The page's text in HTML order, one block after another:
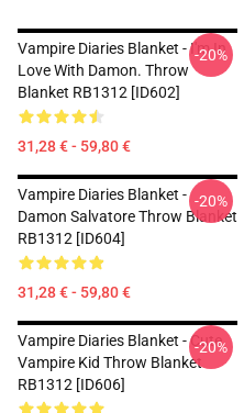
Vampire Diaries Blanket - I'm In
Love With Damon. Throw
Blanket RB1312 [ID602]
31,28 € - 59,80 €
-20%
Vampire Diaries Blanket -
Damon Salvatore Throw Blanket
RB1312 [ID604]
31,28 € - 59,80 €
-20%
Vampire Diaries Blanket - Cute
Vampire Kid Throw Blanket
RB1312 [ID606]
-20%